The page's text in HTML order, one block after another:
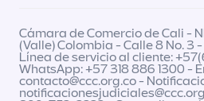
Cámara de Comercio de Cali -
(Valle) Colombia - Calle 8 No. 3 -
Línea de servicio al cliente:
WhatsApp: +57 318 886 1300 -
contacto@ccc.org.co-